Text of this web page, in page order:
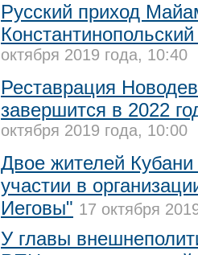
Русский приход
октября 2019 года, 10:40
Реставрация
завершится в 2022
октября 2019 года, 10:00
Двое жителей
участии в
Иеговы" 17 октября
У главы